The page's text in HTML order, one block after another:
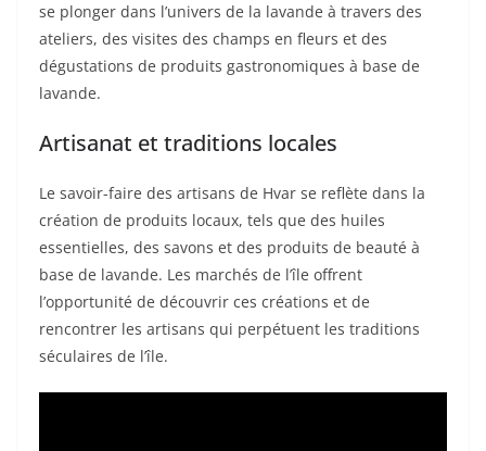
se plonger dans l’univers de la lavande à travers des
ateliers, des visites des champs en fleurs et des
dégustations de produits gastronomiques à base de
lavande.
Artisanat et traditions locales
Le savoir-faire des artisans de Hvar se reflète dans la
création de produits locaux, tels que des huiles
essentielles, des savons et des produits de beauté à
base de lavande. Les marchés de l’île offrent
l’opportunité de découvrir ces créations et de
rencontrer les artisans qui perpétuent les traditions
séculaires de l’île.